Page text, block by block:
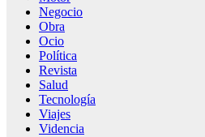
Negocio
Obra
Ocio
Política
Revista
Salud
Tecnología
Viajes
Videncia